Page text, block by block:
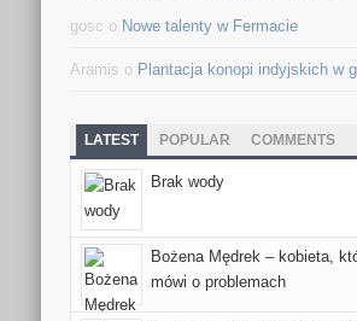
gosc o Nowe talenty w Fermacie
Aramis o Plantacja konopi indyjskich w
LATEST POPULAR COMMENTS
Brak wody
Bożena Mędrek – kobieta,
mówi o problemach